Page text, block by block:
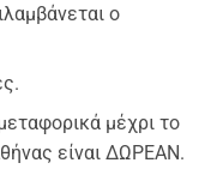
ο
μέχρι το
είναι ΔΩΡΕΑΝ.